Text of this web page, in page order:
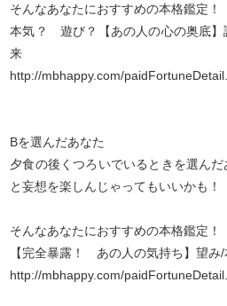
そんなあなたにおすすめの本格鑑定！
本気？ 遊び？【あの人の心の奥底】
来
http://mbhappy.com/
Bを選んだあなた
夕食の後くつろいでいるときを選ん
と妄想を楽しんじゃってもいいかも！
そんなあなたにおすすめの本格鑑定！
【完全暴露！ あの人の気持ち】望
http://mbhappy.com/